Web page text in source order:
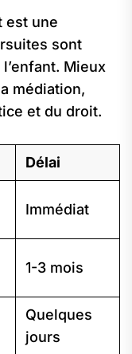
est une
sont
Mieux
médiation,
et du droit.
Délai
Immédiat
1-3 mois
Quelques
jours